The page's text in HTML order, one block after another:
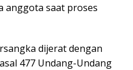
anggota saat proses
dijerat dengan
477 Undang-Undang